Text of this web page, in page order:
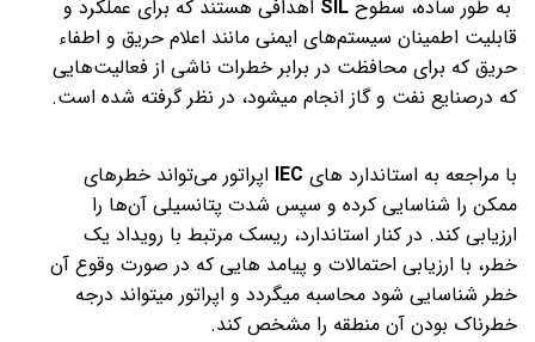
به طور ساده، سطوح SIL اهدافی هستند که برای عملکرد و
قابلیت اطمینان سیستم‌های ایمنی مانند اعلام حریق و اطفاء
حریق که برای محافظت در برابر خطرات ناشی از فعالیت‌هایی
که درصنایع نفت و گاز انجام میشود، در نظر گرفته شده است.
با مراجعه به استاندارد های IEC اپراتور می‌تواند خطرهای
ممکن را شناسایی کرده و سپس شدت پتانسیلی آن‌ها را
ارزیابی کند. در کنار استاندارد، ریسک مرتبط با رویداد یک
خطر، با ارزیابی احتمالات و پیامد هایی که در صورت وقوع آن
خطر شناسایی ‌شود محاسبه میگردد و اپراتور میتواند درجه
خطرناک بودن آن منطقه را مشخص کند.